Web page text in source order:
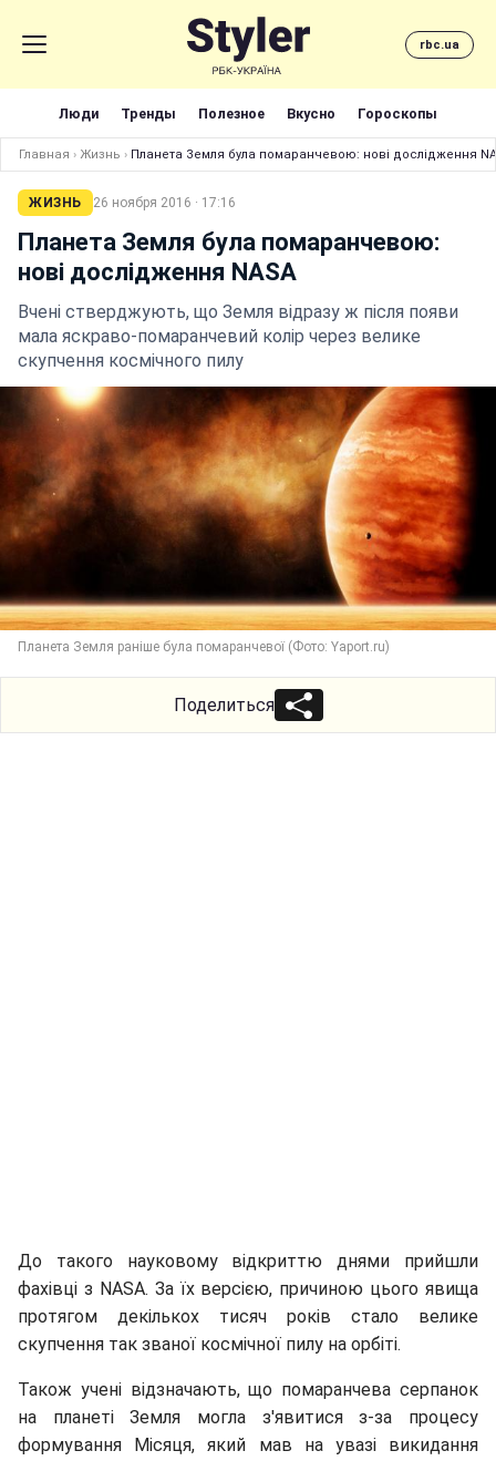
rbc.ua
Люди Тренды Полезное Вкусно Гороскопы
Главная › Жизнь › Планета Земля була помаранчевою: нові дослідження
ЖИЗНЬ 26 ноября 2016 · 17:16
Планета Земля була помаранчевою:
нові дослідження NASA
Вчені стверджують, що Земля відразу ж після появи
мала яскраво-помаранчевий колір через велике
скупчення космічного пилу
Планета Земля раніше була помаранчевої (Фото: Yaport.ru)
Поделиться
До такого науковому відкриттю днями прийшли
фахівці з NASA. За їх версією, причиною цього явища
протягом декількох тисяч років стало велике
скупчення так званої космічної пилу на орбіті.
Також учені відзначають, що помаранчева серпанок
на планеті Земля могла з'явитися з-за процесу
формування Місяця, який мав на увазі викидання